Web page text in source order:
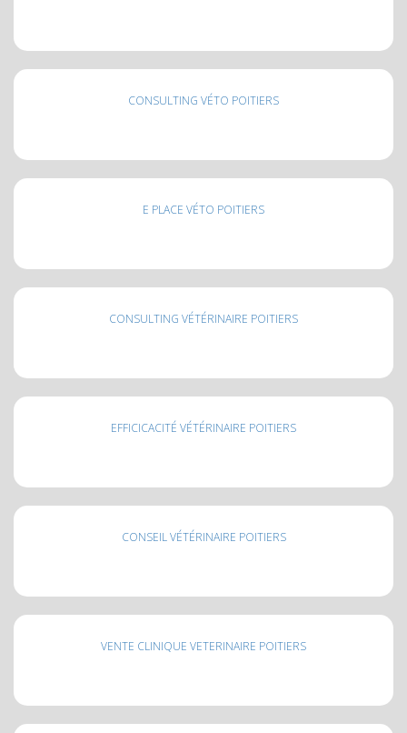
CONSULTING VÉTO POITIERS
E PLACE VÉTO POITIERS
CONSULTING VÉTÉRINAIRE POITIERS
EFFICICACITÉ VÉTÉRINAIRE POITIERS
CONSEIL VÉTÉRINAIRE POITIERS
VENTE CLINIQUE VETERINAIRE POITIERS